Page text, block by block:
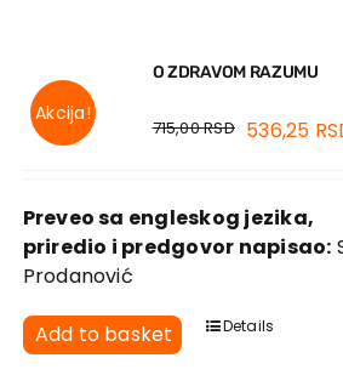
Akcija!
O ZDRAVOM RAZUMU
715,00RSD 536,25
Preveo sa engleskog jezika,
priredio i predgovor napisao:
Prodanović
Add to basket Details